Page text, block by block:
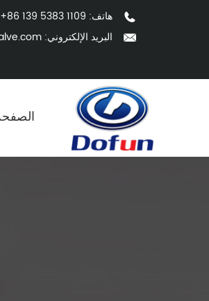
هاتف: +86 139 5383 1109
البريد الإلكتروني: